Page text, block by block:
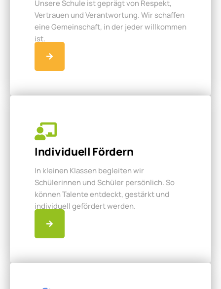
Unsere Schule ist geprägt von Respekt,
Vertrauen und Verantwortung. Wir schaffen
eine Gemeinschaft, in der jeder willkommen
ist.
Individuell Fördern
In kleinen Klassen begleiten wir
Schülerinnen und Schüler persönlich. So
können Talente entdeckt, gestärkt und
individuell gefördert werden.